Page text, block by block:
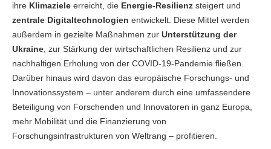
ihre Klimaziele erreicht, die Energie-Resilienz steigert und
zentrale Digitaltechnologien entwickelt. Diese Mittel werden
außerdem in gezielte Maßnahmen zur Unterstützung der
Ukraine, zur Stärkung der wirtschaftlichen Resilienz und zur
nachhaltigen Erholung von der COVID-19-Pandemie fließen.
Darüber hinaus wird davon das europäische Forschungs- und
Innovationssystem – unter anderem durch eine umfassendere
Beteiligung von Forschenden und Innovatoren in ganz Europa,
mehr Mobilität und die Finanzierung von
Forschungsinfrastrukturen von Weltrang – profitieren.